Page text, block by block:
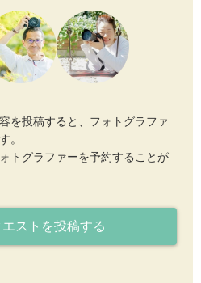
を投稿すると、フォトグラファ
。
トグラファーを予約することが
ストを投稿する